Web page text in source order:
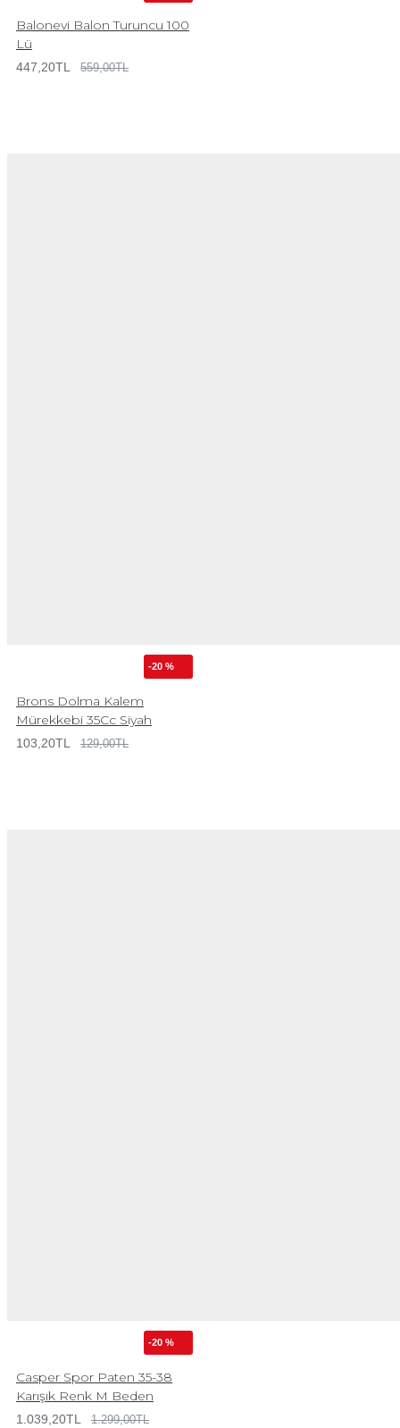
Balonevi Balon Turuncu 100
Lü
447,20TL 559,00TL
-20 %
Brons Dolma Kalem
Mürekkebi 35Cc Siyah
103,20TL 129,00TL
-20 %
Casper Spor Paten 35-38
Karışık Renk M Beden
1.039,20TL 1.299,00TL